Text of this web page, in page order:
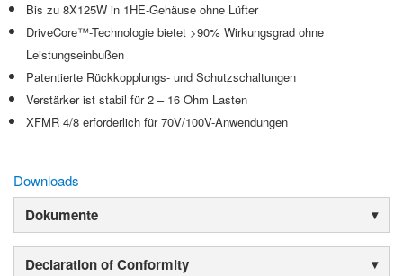
Bis zu 8X125W in 1HE-Gehäuse ohne Lüfter
DriveCore™-Technologie bietet >90% Wirkungsgrad ohne
Leistungseinbußen
Patentierte Rückkopplungs- und Schutzschaltungen
Verstärker ist stabil für 2 – 16 Ohm Lasten
XFMR 4/8 erforderlich für 70V/100V-Anwendungen
Downloads
Dokumente
Declaration of Conformity